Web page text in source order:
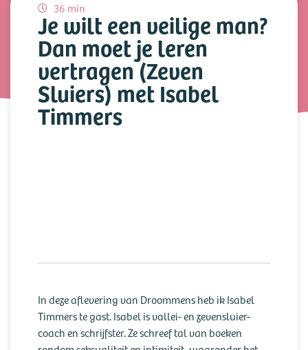
36 min
Je wilt een veilige man?
Dan moet je leren
vertragen (Zeven
Sluiers) met Isabel
Timmers
In deze aflevering van Droommens heb ik Isabel
Timmers te gast. Isabel is vallei- en zevensluier-
coach en schrijfster. Ze schreef tal van boeken